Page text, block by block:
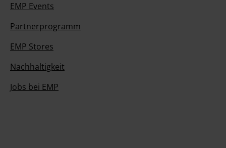
EMP Events
Partnerprogramm
EMP Stores
Nachhaltigkeit
Jobs bei EMP